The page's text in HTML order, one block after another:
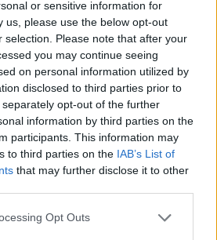
or sensitive information for
us, please use the below opt-out
selection. Please note that after your
you may continue seeing
on personal information utilized by
disclosed to third parties prior to
opt-out of the further
information by third parties on the
participants. This information may
to third parties on the IAB’s List of
that may further disclose it to other
Opt Outs
ver en el Día de la
alguna película agradable y
comodidad del hogar. Te
títulos interesantes,
Día de las Madres:
sus diferencias y